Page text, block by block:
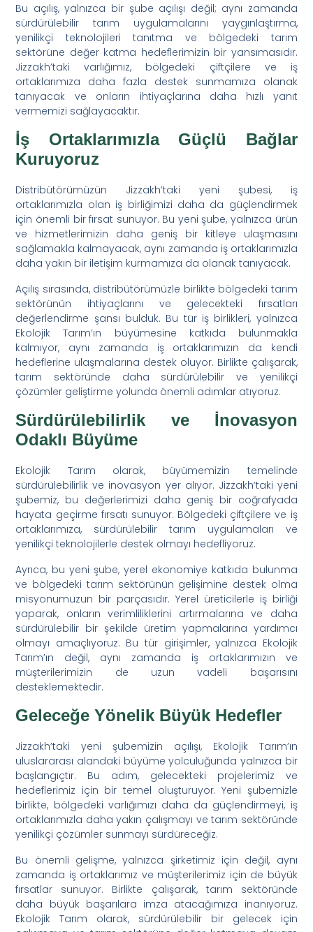
Bu açılış, yalnızca bir şube açılışı değil; aynı zamanda
sürdürülebilir tarım uygulamalarını yaygınlaştırma,
yenilikçi teknolojileri tanıtma ve bölgedeki tarım
sektörüne değer katma hedeflerimizin bir yansımasıdır.
Jizzakh’taki varlığımız, bölgedeki çiftçilere ve iş
ortaklarımıza daha fazla destek sunmamıza olanak
tanıyacak ve onların ihtiyaçlarına daha hızlı yanıt
vermemizi sağlayacaktır.
İş Ortaklarımızla Güçlü Bağlar
Kuruyoruz
Distribütörümüzün Jizzakh’taki yeni şubesi, iş
ortaklarımızla olan iş birliğimizi daha da güçlendirmek
için önemli bir fırsat sunuyor. Bu yeni şube, yalnızca ürün
ve hizmetlerimizin daha geniş bir kitleye ulaşmasını
sağlamakla kalmayacak, aynı zamanda iş ortaklarımızla
daha yakın bir iletişim kurmamıza da olanak tanıyacak.
Açılış sırasında, distribütörümüzle birlikte bölgedeki tarım
sektörünün ihtiyaçlarını ve gelecekteki fırsatları
değerlendirme şansı bulduk. Bu tür iş birlikleri, yalnızca
Ekolojik Tarım’ın büyümesine katkıda bulunmakla
kalmıyor, aynı zamanda iş ortaklarımızın da kendi
hedeflerine ulaşmalarına destek oluyor. Birlikte çalışarak,
tarım sektöründe daha sürdürülebilir ve yenilikçi
çözümler geliştirme yolunda önemli adımlar atıyoruz.
Sürdürülebilirlik ve İnovasyon
Odaklı Büyüme
Ekolojik Tarım olarak, büyümemizin temelinde
sürdürülebilirlik ve inovasyon yer alıyor. Jizzakh’taki yeni
şubemiz, bu değerlerimizi daha geniş bir coğrafyada
hayata geçirme fırsatı sunuyor. Bölgedeki çiftçilere ve iş
ortaklarımıza, sürdürülebilir tarım uygulamaları ve
yenilikçi teknolojilerle destek olmayı hedefliyoruz.
Ayrıca, bu yeni şube, yerel ekonomiye katkıda bulunma
ve bölgedeki tarım sektörünün gelişimine destek olma
misyonumuzun bir parçasıdır. Yerel üreticilerle iş birliği
yaparak, onların verimliliklerini artırmalarına ve daha
sürdürülebilir bir şekilde üretim yapmalarına yardımcı
olmayı amaçlıyoruz. Bu tür girişimler, yalnızca Ekolojik
Tarım’ın değil, aynı zamanda iş ortaklarımızın ve
müşterilerimizin de uzun vadeli başarısını
desteklemektedir.
Geleceğe Yönelik Büyük Hedefler
Jizzakh’taki yeni şubemizin açılışı, Ekolojik Tarım’ın
uluslararası alandaki büyüme yolculuğunda yalnızca bir
başlangıçtır. Bu adım, gelecekteki projelerimiz ve
hedeflerimiz için bir temel oluşturuyor. Yeni şubemizle
birlikte, bölgedeki varlığımızı daha da güçlendirmeyi, iş
ortaklarımızla daha yakın çalışmayı ve tarım sektöründe
yenilikçi çözümler sunmayı sürdüreceğiz.
Bu önemli gelişme, yalnızca şirketimiz için değil, aynı
zamanda iş ortaklarımız ve müşterilerimiz için de büyük
fırsatlar sunuyor. Birlikte çalışarak, tarım sektöründe
daha büyük başarılara imza atacağımıza inanıyoruz.
Ekolojik Tarım olarak, sürdürülebilir bir gelecek için